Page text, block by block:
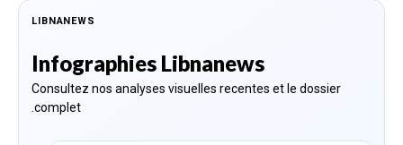
LIBNANEWS
Infographies Libnanews
Consultez nos analyses visuelles recentes et le dossier
complet.